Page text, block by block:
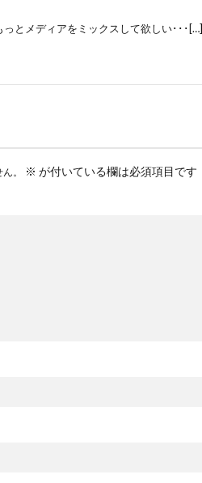
っとメディアをミックスして欲しい･･･[…]
。 ※ が付いている欄は必須項目です